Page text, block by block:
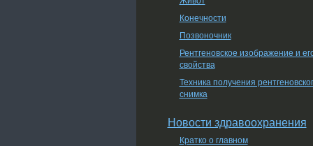
Конечности
Позвоночник
Рентгеновское изображение и
свойства
Техника получения
снимка
Новости здравоохранения
Кратко о главном